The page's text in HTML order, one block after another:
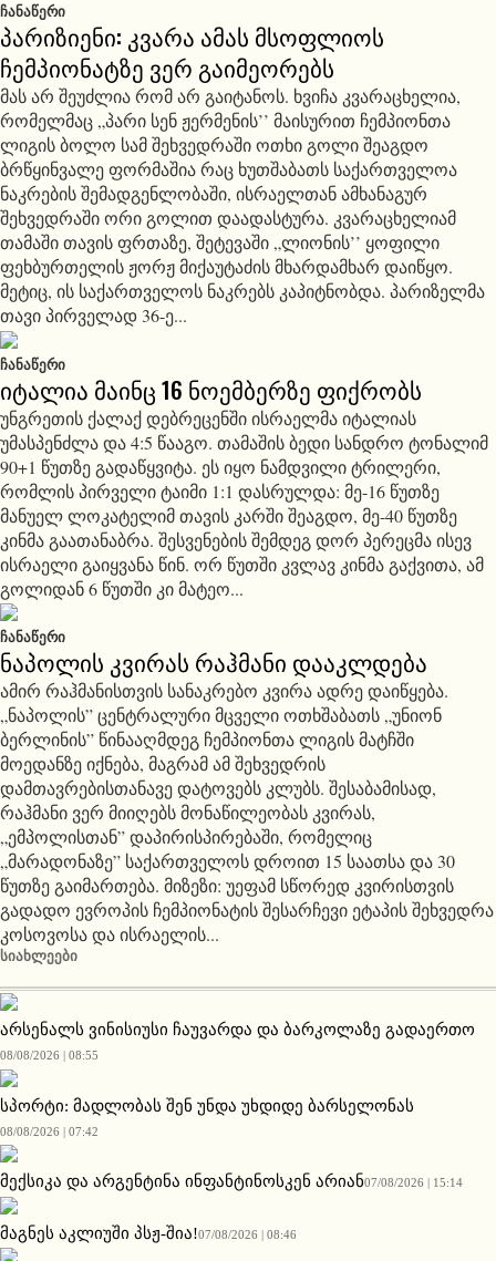
ᲩᲐᲜᲐᲬᲔᲠᲘ
პარიზიენი: კვარა ამას მსოფლიოს
ჩემპიონატზე ვერ გაიმეორებს
მას არ შეუძლია რომ არ გაიტანოს. ხვიჩა კვარაცხელია,
რომელმაც „პარი სენ ჟერმენის’’ მაისურით ჩემპიონთა
ლიგის ბოლო სამ შეხვედრაში ოთხი გოლი შეაგდო
ბრწყინვალე ფორმაშია რაც ხუთშაბათს საქართველოა
ნაკრების შემადგენლობაში, ისრაელთან ამხანაგურ
შეხვედრაში ორი გოლით დაადასტურა. კვარაცხელიამ
თამაში თავის ფრთაზე, შეტევაში „ლიონის’’ ყოფილი
ფეხბურთელის ჟორჟ მიქაუტაძის მხარდამხარ დაიწყო.
მეტიც, ის საქართველოს ნაკრებს კაპიტნობდა. პარიზელმა
თავი პირველად 36-ე...
ᲩᲐᲜᲐᲬᲔᲠᲘ
იტალია მაინც 16 ნოემბერზე ფიქრობს
უნგრეთის ქალაქ დებრეცენში ისრაელმა იტალიას
უმასპენძლა და 4:5 წააგო. თამაშის ბედი სანდრო ტონალიმ
90+1 წუთზე გადაწყვიტა. ეს იყო ნამდვილი ტრილერი,
რომლის პირველი ტაიმი 1:1 დასრულდა: მე-16 წუთზე
მანუელ ლოკატელიმ თავის კარში შეაგდო, მე-40 წუთზე
კინმა გაათანაბრა. შესვენების შემდეგ დორ პერეცმა ისევ
ისრაელი გაიყვანა წინ. ორ წუთში კვლავ კინმა გაქვითა, ამ
გოლიდან 6 წუთში კი მატეო...
ᲩᲐᲜᲐᲬᲔᲠᲘ
ნაპოლის კვირას რაჰმანი დააკლდება
ამირ რაჰმანისთვის სანაკრებო კვირა ადრე დაიწყება.
„ნაპოლის” ცენტრალური მცველი ოთხშაბათს „უნიონ
ბერლინის” წინააღმდეგ ჩემპიონთა ლიგის მატჩში
მოედანზე იქნება, მაგრამ ამ შეხვედრის
დამთავრებისთანავე დატოვებს კლუბს. შესაბამისად,
რაჰმანი ვერ მიიღებს მონაწილეობას კვირას,
„ემპოლისთან” დაპირისპირებაში, რომელიც
„მარადონაზე” საქართველოს დროით 15 საათსა და 30
წუთზე გაიმართება. მიზეზი: უეფამ სწორედ კვირისთვის
გადადო ევროპის ჩემპიონატის შესარჩევი ეტაპის შეხვედრა
კოსოვოსა და ისრაელის...
ᲡᲘᲐᲮᲚᲔᲔᲑᲘ
არსენალს ვინისიუსი ჩაუვარდა და ბარკოლაზე გადაერთო
08/08/2026 | 08:55
სპორტი: მადლობას შენ უნდა უხდიდე ბარსელონას
08/08/2026 | 07:42
მექსიკა და არგენტინა ინფანტინოსკენ არიან07/08/2026 | 15:14
მაგნეს აკლიუში პსჟ-შია!07/08/2026 | 08:46